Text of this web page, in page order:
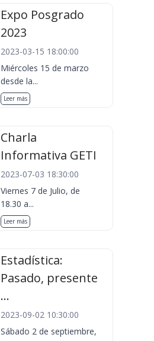
Expo Posgrado
2023
2023-03-15 18:00:00
Miércoles 15 de marzo
desde la...
Leer más
Charla
Informativa GETI
2023-07-03 18:30:00
Viernes 7 de Julio, de
18.30 a...
Leer más
Estadística:
Pasado, presente
...
2023-09-02 10:30:00
Sábado 2 de septiembre,